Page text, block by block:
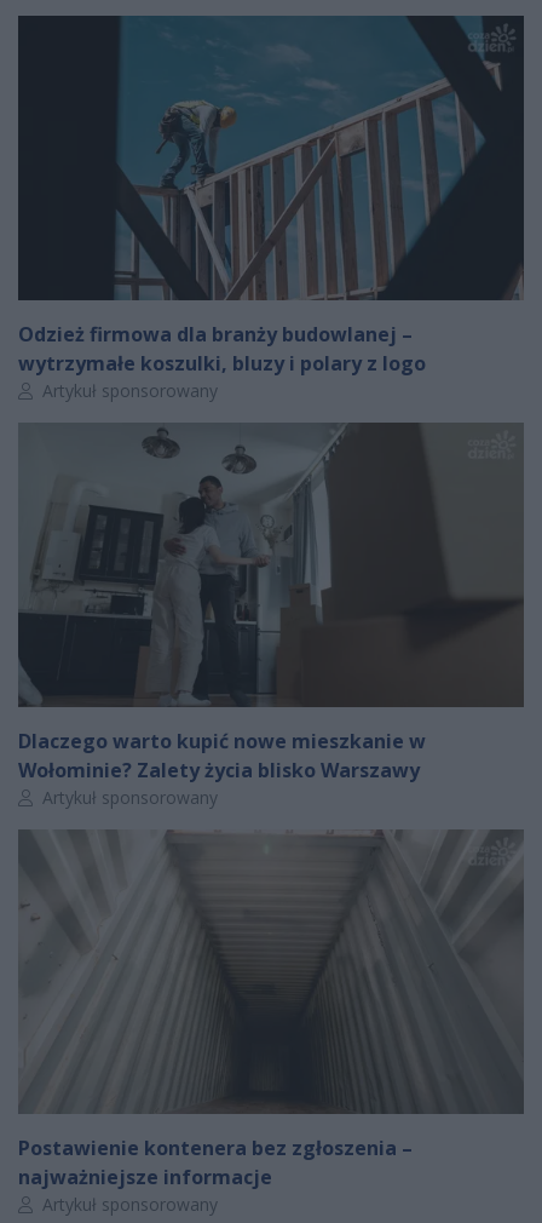
Odzież firmowa dla branży budowlanej –
wytrzymałe koszulki, bluzy i polary z logo
Autor artykułu:
Artykuł sponsorowany
Dlaczego warto kupić nowe mieszkanie w
Wołominie? Zalety życia blisko Warszawy
Autor artykułu:
Artykuł sponsorowany
Postawienie kontenera bez zgłoszenia –
najważniejsze informacje
Autor artykułu:
Artykuł sponsorowany